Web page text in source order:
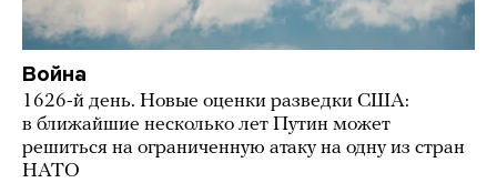
Война
1626-й день. Новые оценки разведки США:
в ближайшие несколько лет Путин может
решиться на ограниченную атаку на одну из стран
НАТО